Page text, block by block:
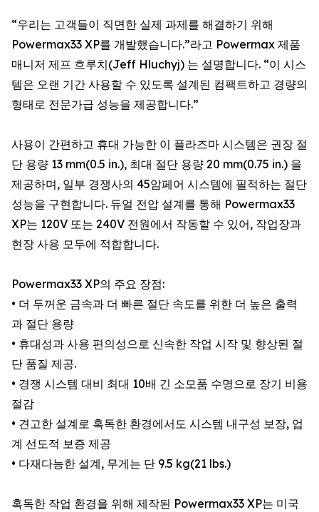
“우리는 고객들이 직면한 실제 과제를 해결하기 위해
Powermax33 XP를 개발했습니다.”라고 Powermax 제품
매니저 제프 흐루치(Jeff Hluchyj) 는 설명합니다. “이 시스
템은 오랜 기간 사용할 수 있도록 설계된 컴팩트하고 경량의
형태로 전문가급 성능을 제공합니다.”
사용이 간편하고 휴대 가능한 이 플라즈마 시스템은 권장 절
단 용량 13 mm(0.5 in.), 최대 절단 용량 20 mm(0.75 in.) 을
제공하며, 일부 경쟁사의 45암페어 시스템에 필적하는 절단
성능을 구현합니다. 듀얼 전압 설계를 통해 Powermax33
XP는 120V 또는 240V 전원에서 작동할 수 있어, 작업장과
현장 사용 모두에 적합합니다.
Powermax33 XP의 주요 장점:
• 더 두꺼운 금속과 더 빠른 절단 속도를 위한 더 높은 출력
과 절단 용량
• 휴대성과 사용 편의성으로 신속한 작업 시작 및 향상된 절
단 품질 제공.
• 경쟁 시스템 대비 최대 10배 긴 소모품 수명으로 장기 비용
절감
• 견고한 설계로 혹독한 환경에서도 시스템 내구성 보장, 업
계 선도적 보증 제공
• 다재다능한 설계, 무게는 단 9.5 kg(21 lbs.)
혹독한 작업 환경을 위해 제작된 Powermax33 XP는 미국